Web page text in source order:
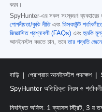
করব।
SpyHunter-এর সকল সংস্করণ ব্যবহারের
গোপনীয়তা/কুকি নীতিএবং ডিসকাউন্ট
জিজ্ঞাসিত প্রশ্নাবলী (FAQs) এবংহুমকি
আনইনস্টল করতে চান, তবেতার পদ্ধতি
বাড়ি প্রোগ্রাম আনইনস্টল পদক্ষেপ
SpyHunter অতিরিক্ত নিয়ম ও শর্তাবলী
নিবন্ধিত অফিস: 1 ক্যাসল স্ট্রিট, 3 য়